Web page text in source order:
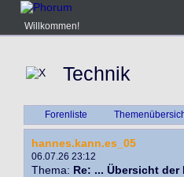
Willkommen!
Technik
Forenliste
hannes.kann.es_05
06.07.26 23:12
Thema: Re: ... Übersicht